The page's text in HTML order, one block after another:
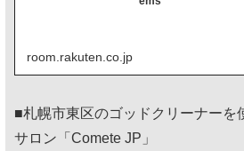
room.rakuten.co.jp
■札幌市東区のゴッドクリーナーを
サロン「Comete JP」